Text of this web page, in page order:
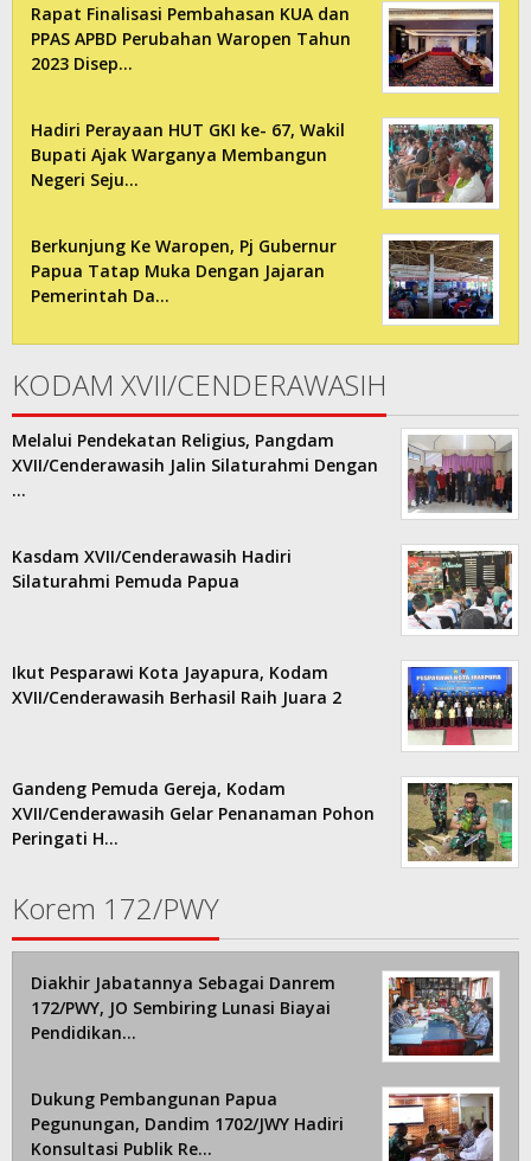
Rapat Finalisasi Pembahasan KUA dan
PPAS APBD Perubahan Waropen Tahun
2023 Disep…
Hadiri Perayaan HUT GKI ke- 67, Wakil
Bupati Ajak Warganya Membangun
Negeri Seju…
Berkunjung Ke Waropen, Pj Gubernur
Papua Tatap Muka Dengan Jajaran
Pemerintah Da…
KODAM XVII/CENDERAWASIH
Melalui Pendekatan Religius, Pangdam
XVII/Cenderawasih Jalin Silaturahmi Dengan
…
Kasdam XVII/Cenderawasih Hadiri
Silaturahmi Pemuda Papua
Ikut Pesparawi Kota Jayapura, Kodam
XVII/Cenderawasih Berhasil Raih Juara 2
Gandeng Pemuda Gereja, Kodam
XVII/Cenderawasih Gelar Penanaman Pohon
Peringati H…
Korem 172/PWY
Diakhir Jabatannya Sebagai Danrem
172/PWY, JO Sembiring Lunasi Biayai
Pendidikan…
Dukung Pembangunan Papua
Pegunungan, Dandim 1702/JWY Hadiri
Konsultasi Publik Re…